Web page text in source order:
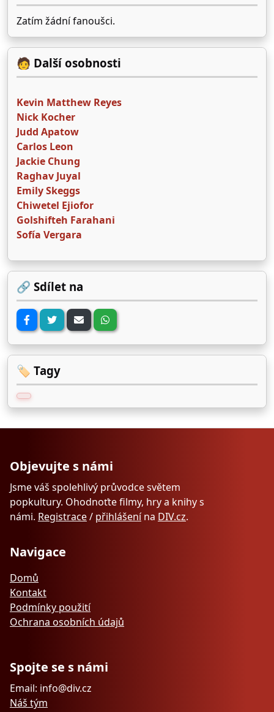
Zatím žádní fanoušci.
🧑 Další osobnosti
Kevin Matthew Reyes
Nick Kocher
Judd Apatow
Carlos Leon
Jackie Chung
Raghav Juyal
Emily Skeggs
Chiwetel Ejiofor
Golshifteh Farahani
Sofía Vergara
🔗 Sdílet na
🏷️ Tagy
Objevujte s námi
Jsme váš spolehlivý průvodce světem
popkultury. Ohodnoťte filmy, hry a knihy s
námi. Registrace/ přihlášenína DIV.cz.
Navigace
Domů
Kontakt
Podmínky použití
Ochrana osobních údajů
Spojte se s námi
Email: info@div.cz
Náš tým